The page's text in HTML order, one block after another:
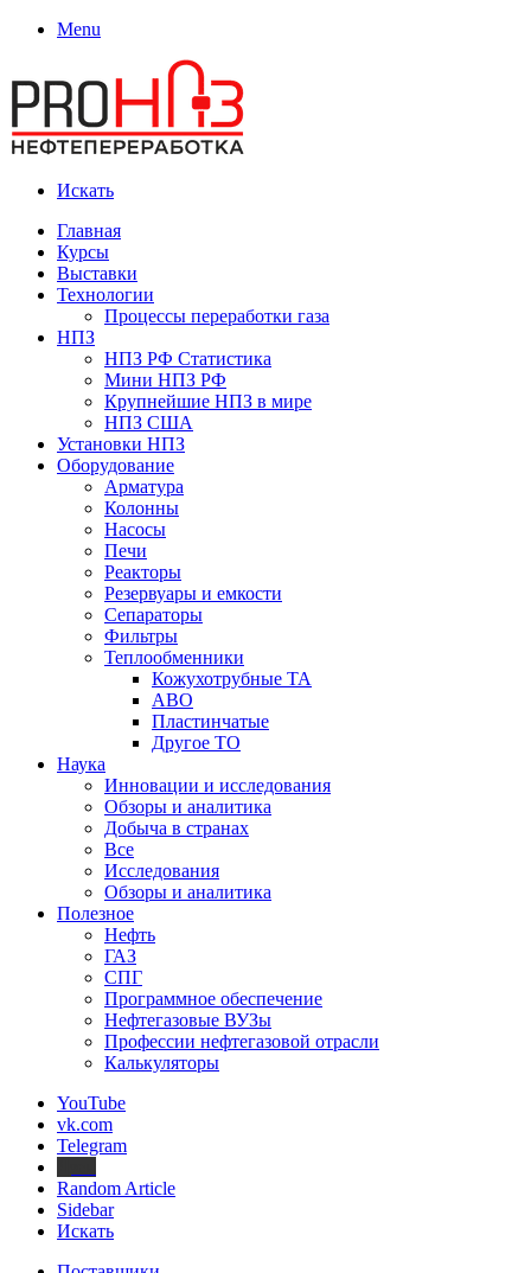
Menu
Искать
Главная
Курсы
Выставки
Технологии
Процессы переработки газа
НПЗ
НПЗ РФ Статистика
Мини НПЗ РФ
Крупнейшие НПЗ в мире
НПЗ США
Установки НПЗ
Оборудование
Арматура
Колонны
Насосы
Печи
Реакторы
Резервуары и емкости
Сепараторы
Фильтры
Теплообменники
Кожухотрубные ТА
АВО
Пластинчатые
Другое ТО
Наука
Инновации и исследования
Обзоры и аналитика
Добыча в странах
Все
Исследования
Обзоры и аналитика
Полезное
Нефть
ГАЗ
СПГ
Программное обеспечение
Нефтегазовые ВУЗы
Профессии нефтегазовой отрасли
Калькуляторы
YouTube
vk.com
Telegram
Random Article
Sidebar
Искать